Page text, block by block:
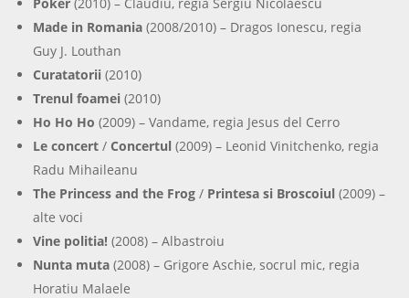
Made in Romania (2008/2010) – Dragos Ionescu, regia
Guy J. Louthan
Curatatorii (2010)
Trenul foamei (2010)
Ho Ho Ho (2009) – Vandame, regia Jesus del Cerro
Le concert / Concertul (2009) – Leonid Vinitchenko, regia
Radu Mihaileanu
The Princess and the Frog / Printesa si Broscoiul (2009) –
alte voci
Vine politia! (2008) – Albastroiu
Nunta muta (2008) – Grigore Aschie, socrul mic, regia
Horatiu Malaele